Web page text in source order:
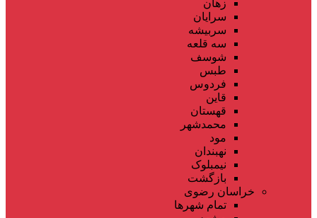
زهان
سرایان
سربیشه
سه قلعه
شوسف
طبس
فردوس
قاین
قهستان
محمدشهر
مود
نهبندان
نیمبلوک
بازگشت
خراسان رضوی
تمام شهر‌ها